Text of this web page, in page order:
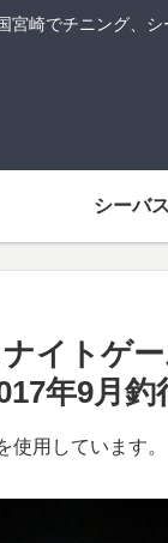
宮崎でチニング、
シーバス
イトゲ
年9月釣
用しています。